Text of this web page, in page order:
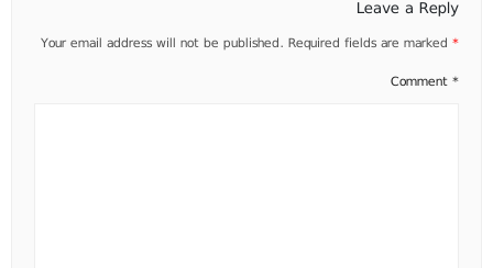
Leave a Reply
Your email address will not be published. Required fields are marked *
Comment *